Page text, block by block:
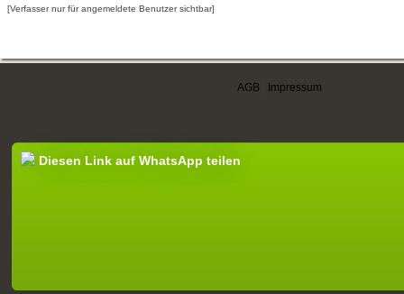
[Verfasser nur für angemeldete Benutzer sichtbar]
AGB Impressum
Diesen Link auf WhatsApp teilen